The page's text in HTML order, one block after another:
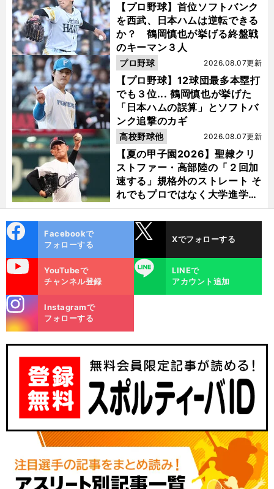
【プロ野球】首位ソフトバンク
を西武、日本ハムは逆転できる
か？ 鶴岡慎也が挙げる終盤戦
のキーマン３人
【プロ野球】12球団最多本塁打
でも３位... 鶴岡慎也が挙げた
「日本ハムの誤算」とソフトバ
ンク追撃のカギ
2026.08.07更新
プロ野球
【夏の甲子園2026】聖隷クリ
ストファー・高部陸の「２回加
速する」規格外のストレート そ
れでもプロではなく大学進学を
選ぶ理由
2026.08.07更新
高校野球他
ok
Facebookで
フォローする
Xでフォローする
YouTubeで
チャンネル登録
LINE
LINEで
アカウント追加
m
Instagramで
フォローする